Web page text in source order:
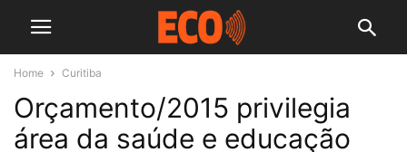
Home Curitiba
Orçamento/2015 privilegia
área da saúde e educação